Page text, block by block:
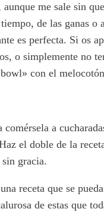
me sale sin
de las ganas o
es perfecta. Si os
o simplemente no
con el
comérsela a
el doble de la
gracia.
receta que se
de estas que